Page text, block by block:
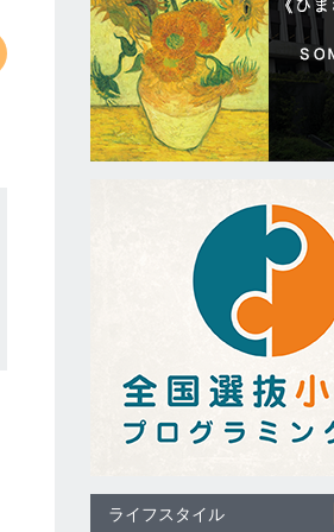
ライフスタイル